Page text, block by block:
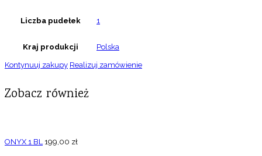
Liczba pudełek 1
Kraj produkcji Polska
Kontynuuj zakupy Realizuj zamówienie
Zobacz również
ONYX 1 BL 199,00 zł